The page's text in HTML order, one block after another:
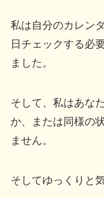
私は自分のカレン
日チェックする必
ました。
そして、私はあな
か、または同様の
ません。
そしてゆっくりと